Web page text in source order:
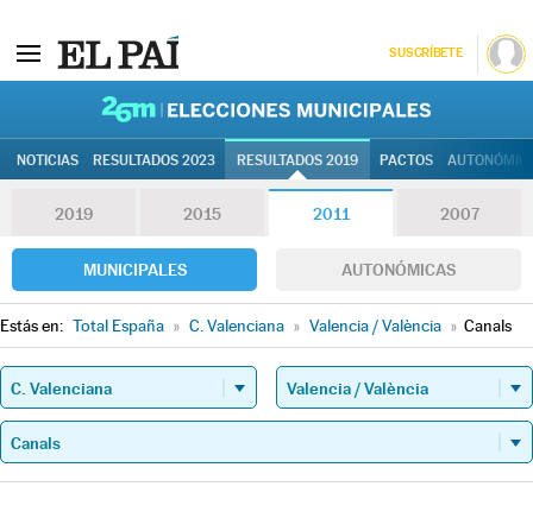
SUSCRÍBETE
NOTICIAS RESULTADOS 2023 RESULTADOS 2019 PACTOS
2019 2015 2011 2007
MUNICIPALES AUTONÓMICAS
Estás en: Total España » C. Valenciana » Valencia / València » Canals